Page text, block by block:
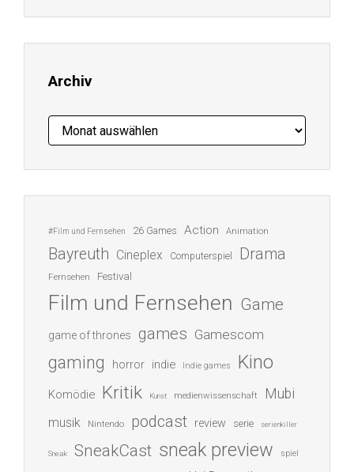
ein ...
Archiv
Archiv
#Film und Fernsehen 26 Games Action Animation
Bayreuth Cineplex Computerspiel Drama
Fernsehen Festival
Film und Fernsehen Game
game of thrones games Gamescom
gaming horror indie Indie games Kino
Komödie Kritik Kunst medienwissenschaft Mubi
musik Nintendo podcast review serie serienkiller
Sneak SneakCast sneak preview spiel